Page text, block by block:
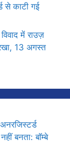
से काटी गई
में राउज़
13 अगस्त
बनता: बॉम्बे